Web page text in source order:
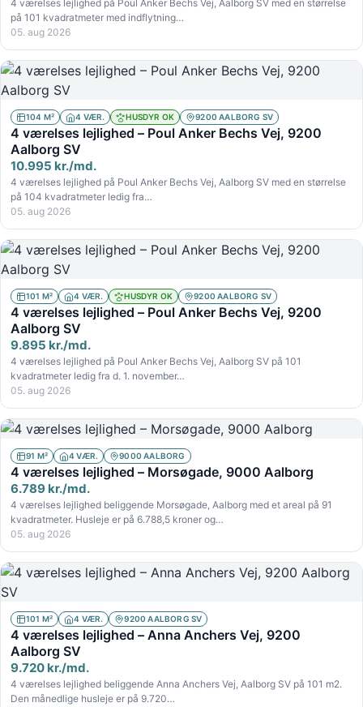
4 værelses lejlighed på Poul Anker Bechs Vej, Aalborg SV med en størrelse
på 101 kvadratmeter med indflytning…
05. aug 2026
104 M² 4 VÆR. HUSDYR OK 9200 AALBORG SV
4 værelses lejlighed – Poul Anker Bechs Vej, 9200
Aalborg SV
10.995 kr./md.
4 værelses lejlighed på Poul Anker Bechs Vej, Aalborg SV med en størrelse
på 104 kvadratmeter ledig fra…
05. aug 2026
101 M² 4 VÆR. HUSDYR OK 9200 AALBORG SV
4 værelses lejlighed – Poul Anker Bechs Vej, 9200
Aalborg SV
9.895 kr./md.
4 værelses lejlighed på Poul Anker Bechs Vej, Aalborg SV på 101
kvadratmeter ledig fra d. 1. november…
05. aug 2026
91 M² 4 VÆR. 9000 AALBORG
4 værelses lejlighed – Morsøgade, 9000 Aalborg
6.789 kr./md.
4 værelses lejlighed beliggende Morsøgade, Aalborg med et areal på 91
kvadratmeter. Husleje er på 6.788,5 kroner og…
05. aug 2026
101 M² 4 VÆR. 9200 AALBORG SV
4 værelses lejlighed – Anna Anchers Vej, 9200
Aalborg SV
9.720 kr./md.
4 værelses lejlighed beliggende Anna Anchers Vej, Aalborg SV på 101 m2.
Den månedlige husleje er på 9.720…